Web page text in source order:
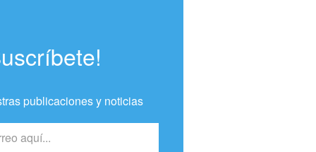
publicaciones y noticias